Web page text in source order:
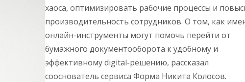
хаоса, оптимизировать рабочие процессы и
производительность сотрудников. О том, как
онлайн-инструменты могут помочь перейти от
бумажного документооборота к удобному и
эффективному digital-решению, рассказал
сооснователь сервиса Форма Никита Колосов.